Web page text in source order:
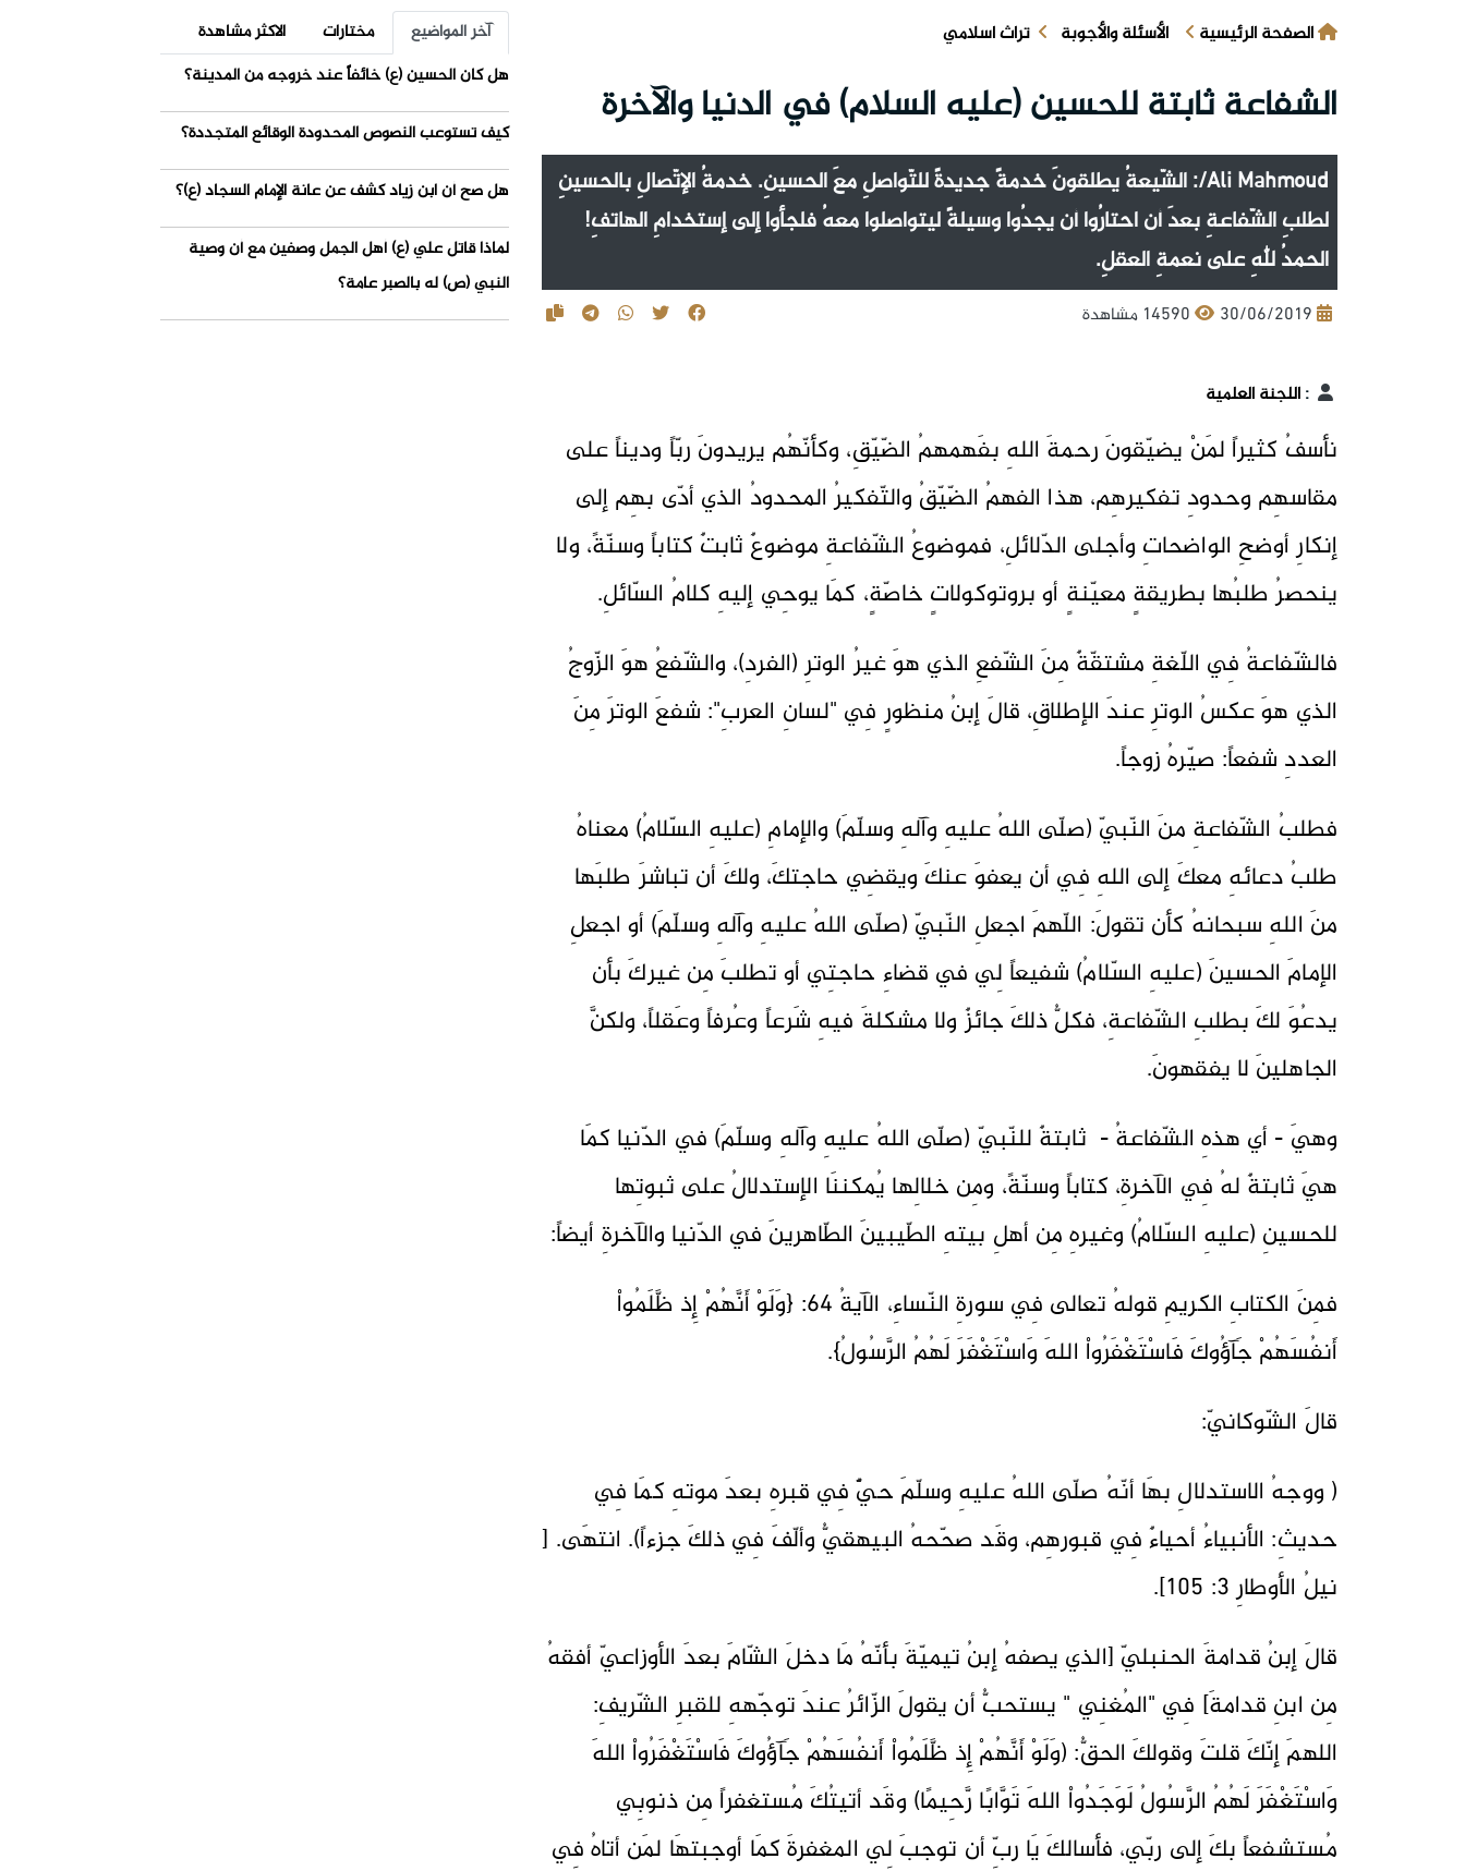
الصفحة الرئيسية الأسئلة والأجوبة تراث اسلامي
الشفاعة ثابتة للحسين (عليه السلام) في الدنيا والآخرة
Ali Mahmoud/: الشّيعةُ يطلقونَ خدمةً جديدةً للتّواصلِ معَ الحسينِ. خدمةُ الإتّصالِ بالحسينِ
لطلبِ الشّفاعةِ بعدَ أن احتارُوا أن يجدُوا وسيلةً ليتواصلوا معهُ فلجأوا إلى إستخدامِ الهاتفِ!
الحمدُ للهِ على نعمةِ العقلِ.
30/06/2019 14590 مشاهدة
:اللجنة العلمية
نأسفُ كثيراً لمَنْ يضيّقونَ رحمةَ اللهِ بفَهمهمُ الضّيّقِ، وكأنّهُم يريدونَ ربّاً وديناً على
مقاسهِم وحدودِ تفكيرهِم، هذا الفهمُ الضّيّقُ والتّفكيرُ المحدودُ الذي أدّى بهِم إلى
إنكارِ أوضحِ الواضحاتِ وأجلى الدّلائلِ، فموضوعُ الشّفاعةِ موضوعٌ ثابتٌ كتاباً وسنّةً، ولا
ينحصرُ طلبُها بطريقةٍ معيّنةٍ أو بروتوكولاتٍ خاصّةٍ، كمَا يوحِي إليهِ كلامُ السّائلِ.
فالشّفاعةُ فِي اللّغةِ مشتقّةٌ مِنَ الشّفعِ الذي هوَ غيرُ الوترِ (الفردِ)، والشّفعُ هوَ الزّوجُ
الذي هوَ عكسُ الوترِ عندَ الإطلاقِ، قالَ إبنُ منظورٍ فِي "لسانِ العربِ": شفعَ الوترَ مِنَ
العددِ شفعاً: صيّرهُ زوجاً.
فطلبُ الشّفاعةِ منَ النّبيّ (صلّى اللهُ عليهِ وآلهِ وسلّمَ) والإمامِ (عليهِ السّلامُ) معناهُ
طلبُ دعائهِ معكَ إلى اللهِ فِي أن يعفوَ عنكَ ويقضِي حاجتكَ، ولكَ أن تباشرَ طلبَها
منَ اللهِ سبحانهُ كأن تقولَ: اللّهمَ اجعلِ النّبيّ (صلّى اللهُ عليهِ وآلهِ وسلّمَ) أو اجعلِ
الإمامَ الحسينَ (عليهِ السّلامُ) شفيعاً لِي في قضاءِ حاجتِي أو تطلبَ مِن غيركَ بأن
يدعُوَ لكَ بطلبِ الشّفاعةِ، فكلُّ ذلكَ جائزٌ ولا مشكلةَ فيهِ شَرعاً وعُرفاً وعَقلاً، ولكنَّ
الجاهلينَ لا يفقهونَ.
وهيَ - أي هذهِ الشّفاعةُ - ثابتةٌ للنّبيّ (صلّى اللهُ عليهِ وآلهِ وسلّمَ) في الدّنيا كمَا
هيَ ثابتةٌ لهُ فِي الآخرةِ، كتاباً وسنّةً، ومِن خلالِها يُمكننَا الإستدلالُ على ثبوتِها
للحسينِ (عليهِ السّلامُ) وغيرهِ مِن أهلِ بيتهِ الطّيبينَ الطّاهرينَ في الدّنيا والآخرةِ أيضاً:
فمِنَ الكتابِ الكريمِ قولهُ تعالى فِي سورةِ النّساءِ، الآيةُ 64: {وَلَوْ أَنَّهُمْ إِذ ظَّلَمُواْ
أَنفُسَهُمْ جَآؤُوكَ فَاسْتَغْفَرُواْ اللهَ وَاسْتَغْفَرَ لَهُمُ الرَّسُولُ}.
قالَ الشّوكانيّ:
( ووجهُ الاستدلالِ بهَا أنّهُ صلّى اللهُ عليهِ وسلّمَ حيٌّ فِي قبرهِ بعدَ موتهِ كمَا فِي
حديثِ: الأنبياءُ أحياءٌ فِي قبورهِم، وقَد صحّحهُ البيهقيُّ وألّفَ فِي ذلكَ جزءاً). انتهَى. [
نيلُ الأوطارِ 3: 105].
قالَ إبنُ قدامةَ الحنبليّ [الذي يصفهُ إبنُ تيميّةَ بأنّهُ مَا دخلَ الشّامَ بعدَ الأوزاعيّ أفقهُ
مِن ابنِ قدامةَ] فِي "المُغنِي " يستحبُّ أن يقولَ الزّائرُ عندَ توجّههِ للقبرِ الشّريفِ:
اللهمَ إنّكَ قلتَ وقولكَ الحقُّ: (وَلَوْ أَنَّهُمْ إِذ ظَّلَمُواْ أَنفُسَهُمْ جَآؤُوكَ فَاسْتَغْفَرُواْ اللهَ
وَاسْتَغْفَرَ لَهُمُ الرَّسُولُ لَوَجَدُواْ اللهَ تَوَّابًا رَّحِيمًا) وقَد أتيتُكَ مُستغفراً مِن ذنوبِي
مُستشفعاً بكَ إلى ربّي، فأسالكَ يَا ربِّ أن توجبَ لِي المغفرةَ كمَا أوجبتهَا لمَن أتاهُ فِي
آخر المواضيع مختارات
الاكثر مشاهدة
هل كان الحسين (ع) خائفاً عند خروجه من المدينة؟
كيف تستوعب النصوص المحدودة الوقائع المتجددة؟
هل صح أن ابن زياد كشف عن عانة الإمام السجاد (ع)؟
لماذا قاتل علي (ع) أهل الجمل وصفين مع أن وصية
النبي (ص) له بالصبر عامة؟